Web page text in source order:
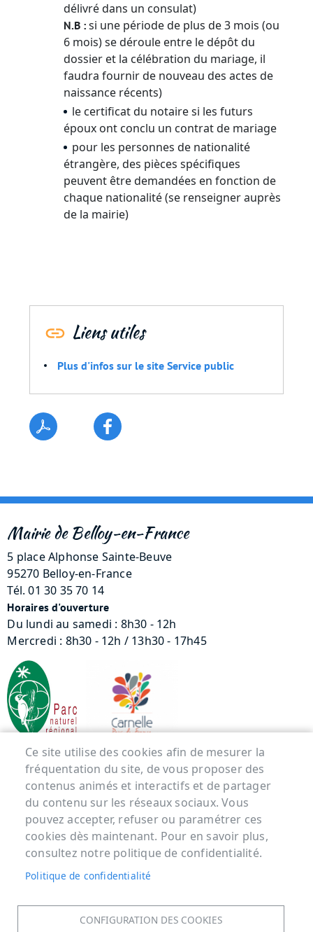
délivré dans un consulat)
N.B :si une période de plus de 3 mois (ou
6 mois) se déroule entre le dépôt du
dossier et la célébration du mariage, il
faudra fournir de nouveau des actes de
naissance récents)
le certificat du notaire si les futurs
époux ont conclu un contrat de mariage
pour les personnes de nationalité
étrangère, des pièces spécifiques
peuvent être demandées en fonction de
chaque nationalité (se renseigner auprès
de la mairie)
Liens utiles
Plus d'infos sur le site Service public
Mairie de Belloy-en-France
5 place Alphonse Sainte-Beuve
95270 Belloy-en-France
Tél. 01 30 35 70 14
Horaires d'ouverture
Du lundi au samedi : 8h30 - 12h
Mercredi : 8h30 - 12h / 13h30 - 17h45
Menu Pied de page
ACCUEIL
MENTIONS LÉGALES
DONNÉES PERSONNELLES
ACCESSIBILITÉ : NON CONFORME
COOKIES
CONTACT
PLAN DU SITE
Ce site utilise des cookies afin de mesurer la
fréquentation du site, de vous proposer des
contenus animés et interactifs et de partager
du contenu sur les réseaux sociaux. Vous
pouvez accepter, refuser ou paramétrer ces
cookies dès maintenant. Pour en savoir plus,
consultez notre politique de confidentialité.
Politique de confidentialité
CONFIGURATION DES COOKIES